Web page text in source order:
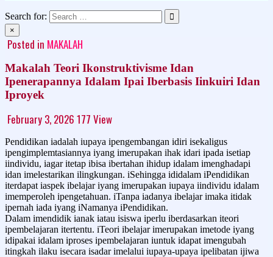
Search for:
×
Posted in MAKALAH
Makalah Teori Ikonstruktivisme Idan
Ipenerapannya Idalam Ipai Iberbasis Iinkuiri Idan
Iproyek
February 3, 2026 177 View
Pendidikan iadalah iupaya ipengembangan idiri isekaligus
ipengimplemtasiannya iyang imerupakan ihak idari ipada isetiap
iindividu, iagar itetap ibisa ibertahan ihidup idalam imenghadapi
idan imelestarikan ilingkungan. iSehingga ididalam iPendidikan
iterdapat iaspek ibelajar iyang imerupakan iupaya iindividu idalam
imemperoleh ipengetahuan. iTanpa iadanya ibelajar imaka itidak
ipernah iada iyang iNamanya iPendidikan.
Dalam imendidik ianak iatau isiswa iperlu iberdasarkan iteori
ipembelajaran itertentu. iTeori ibelajar imerupakan imetode iyang
idipakai idalam iproses ipembelajaran iuntuk idapat imengubah
itingkah ilaku isecara isadar imelalui iupaya-upaya ipelibatan ijiwa